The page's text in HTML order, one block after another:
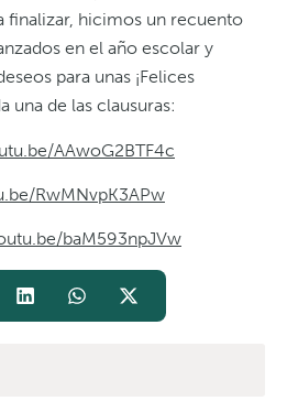
finalizar, hicimos un recuento
en el año escolar y
para unas ¡Felices
una de las clausuras:
AAwoG2BTF4c
RwMNvpK3APw
baM593npJVw